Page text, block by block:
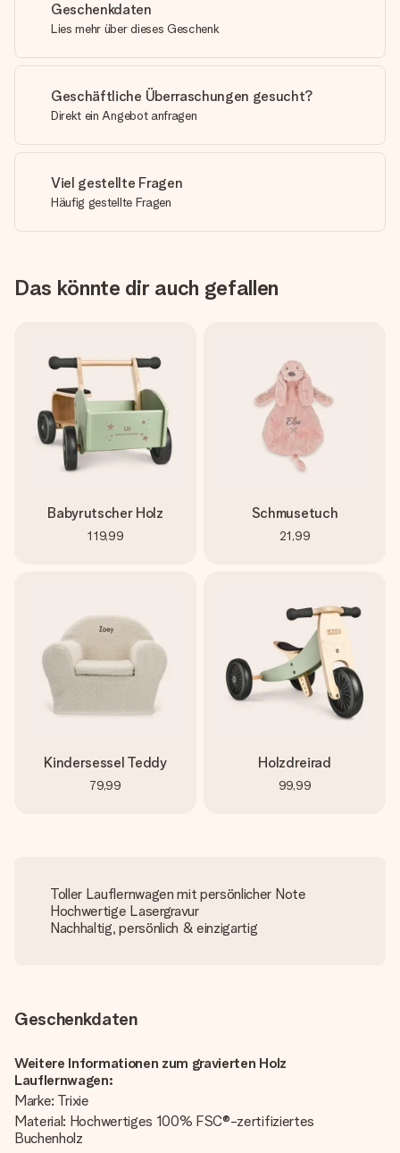
Geschenkdaten
Lies mehr über dieses Geschenk
Geschäftliche Überraschungen gesucht?
Direkt ein Angebot anfragen
Viel gestellte Fragen
Häufig gestellte Fragen
Das könnte dir auch gefallen
Babyrutscher Holz
119,99
Schmusetuch
21,99
Kindersessel Teddy
79,99
Holzdreirad
99,99
Toller Lauflernwagen mit persönlicher Note
Hochwertige Lasergravur
Nachhaltig, persönlich & einzigartig
Geschenkdaten
Weitere Informationen zum gravierten Holz
Lauflernwagen:
Marke: Trixie
Material: Hochwertiges 100% FSC®-zertifiziertes
Buchenholz